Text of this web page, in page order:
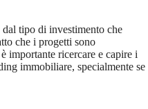
tipo di investimento che
che i progetti sono
importante ricercare e capire i
immobiliare, specialmente se